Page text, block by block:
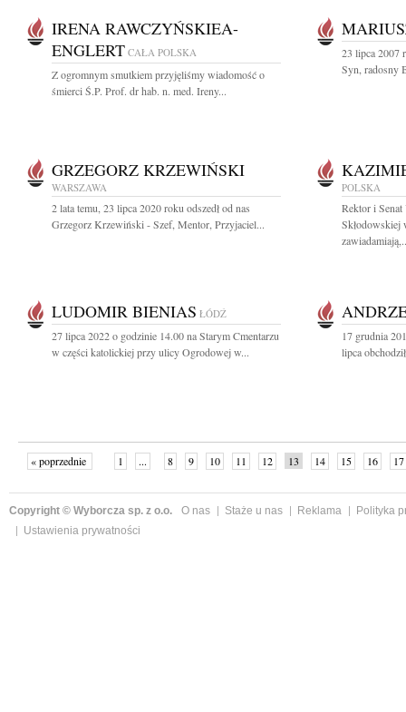
IRENA RAWCZYŃSKIEA-
ENGLERT CAŁA POLSKA
Z ogromnym smutkiem przyjęliśmy wiadomość o
śmierci Ś.P. Prof. dr hab. n. med. Ireny...
23 lipca 2007
Syn, radosny
GRZEGORZ KRZEWIŃSKI
WARSZAWA
2 lata temu, 23 lipca 2020 roku odszedł od nas
Grzegorz Krzewiński - Szef, Mentor, Przyjaciel...
POLSKA
Rektor i
Skłodowskiej
LUDOMIR BIENIAS ŁÓDŹ
27 lipca 2022 o godzinie 14.00 na Starym Cmentarzu
w części katolickiej przy ulicy Ogrodowej w...
17 grudnia
lipca
« poprzednie 1 ... 8 9 10 11 12 13 14 15 16 17
Copyright © Wyborcza sp. z o.o. O nas Staże u nas Reklama
Polityka
Ustawienia prywatności